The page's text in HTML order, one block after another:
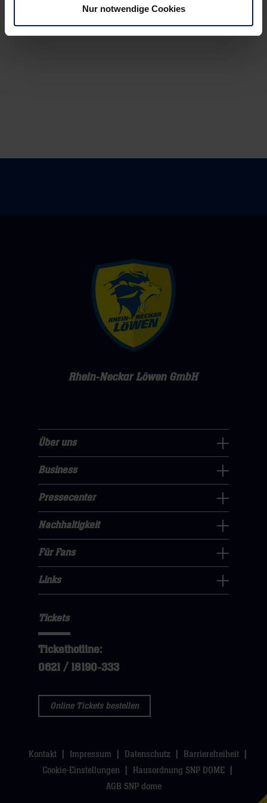
Nur notwendige Cookies
vor
programmiert
Rhein-Neckar Löwen GmbH
uns
Navigation
öffnen,
dann
klicken
sie
Über uns
Navigation
öffnen,
dann
klicken
sie
hier
Business
Navigation
öffnen,
dann
klicken
sie
Pressecenter
Nachhaltigkeit
Navigation
öffnen,
dann
klicken
sie
Nachhaltigkeit
Fans
Navigation
dann
hier
Für Fans
öffnen,
dann
klicken
sie
Links
Tickets
Tickethotline:
0621 / 18190-333
Online Tickets bestellen
Kontakt Impressum Datenschutz
Barrierefreiheit
Cookie-Einstellungen
Hausordnung SNP DOME
AGB SNP dome